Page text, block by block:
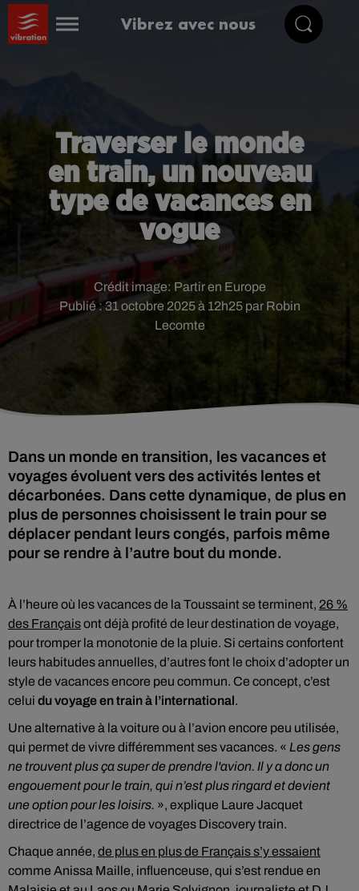
Vibrez avec nous
Traverser le monde
en train, un nouveau
type de vacances en
vogue
Publié : 31 octobre 2025 à 12h25 par Robin
Lecomte
Crédit image: Partir en Europe
Dans un monde en transition, les vacances et
voyages évoluent vers des activités lentes et
décarbonées. Dans cette dynamique, de plus en
plus de personnes choisissent le train pour se
déplacer pendant leurs congés, parfois même
pour se rendre à l’autre bout du monde.
À l’heure où les vacances de la Toussaint se terminent, 26 %
des Françaisont déjà profité de leur destination de voyage,
pour tromper la monotonie de la pluie. Si certains confortent
leurs habitudes annuelles, d’autres font le choix d’adopter un
style de vacances encore peu commun. Ce concept, c’est
celui du voyage en train à l’international.
Une alternative à la voiture ou à l’avion encore peu utilisée,
qui permet de vivre différemment ses vacances. « Les gens
ne trouvent plus ça super de prendre l'avion. Il y a donc un
engouement pour le train, qui n’est plus ringard et devient
une option pour les loisirs. », explique Laure Jacquet
directrice de l’agence de voyages Discovery train.
Chaque année, de plus en plus de Français s’y essaient
comme Anissa Maille, influenceuse, qui s’est rendue en